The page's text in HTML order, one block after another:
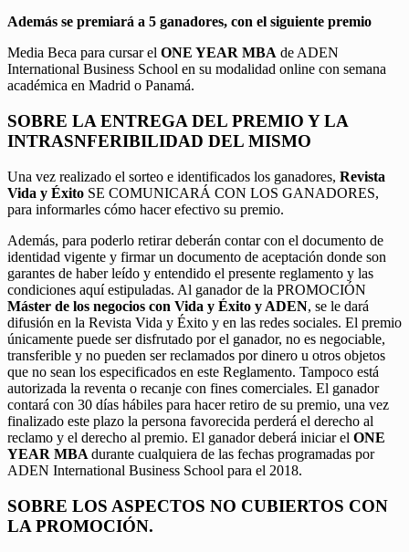
Además se premiará a 5 ganadores, con el siguiente premio
Media Beca para cursar el ONE YEAR MBA de ADEN
International Business School en su modalidad online con semana
académica en Madrid o Panamá.
SOBRE LA ENTREGA DEL PREMIO Y LA
INTRASNFERIBILIDAD DEL MISMO
Una vez realizado el sorteo e identificados los ganadores, Revista
Vida y Éxito SE COMUNICARÁ CON LOS GANADORES,
para informarles cómo hacer efectivo su premio.
Además, para poderlo retirar deberán contar con el documento de
identidad vigente y firmar un documento de aceptación donde son
garantes de haber leído y entendido el presente reglamento y las
condiciones aquí estipuladas. Al ganador de la PROMOCIÓN
Máster de los negocios con Vida y Éxito y ADEN, se le dará
difusión en la Revista Vida y Éxito y en las redes sociales. El premio
únicamente puede ser disfrutado por el ganador, no es negociable,
transferible y no pueden ser reclamados por dinero u otros objetos
que no sean los especificados en este Reglamento. Tampoco está
autorizada la reventa o recanje con fines comerciales. El ganador
contará con 30 días hábiles para hacer retiro de su premio, una vez
finalizado este plazo la persona favorecida perderá el derecho al
reclamo y el derecho al premio. El ganador deberá iniciar el ONE
YEAR MBA durante cualquiera de las fechas programadas por
ADEN International Business School para el 2018.
SOBRE LOS ASPECTOS NO CUBIERTOS CON
LA PROMOCIÓN.